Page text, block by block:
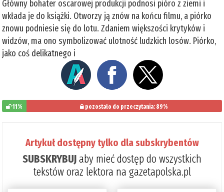
Główny bohater oscarowej produkcji podnosi pióro z ziemi i
wkłada je do książki. Otworzy ją znów na końcu filmu, a piórko
znowu podniesie się do lotu. Zdaniem większości krytyków i
widzów, ma ono symbolizować ulotność ludzkich losów. Piórko,
jako coś delikatnego i
11% pozostało do przeczytania: 89%
Artykuł dostępny tylko dla subskrybentów
SUBSKRYBUJaby mieć dostęp do wszystkich
tekstów oraz lektora na gazetapolska.pl